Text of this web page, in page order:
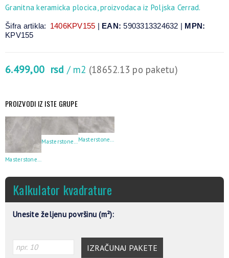
Granitna keramicka plocica, proizvodaca iz Poljska Cerrad.
Šifra artikla: 1406KPV155 | EAN: 5903313324632 | MPN:
KPV155
6.499,00 rsd / m2 (18652.13 po paketu)
PROIZVODI IZ ISTE GRUPE
Masterstone Silver Rett Lapp (Polir.) 597X597X8
Masterstone Silver Rett Lapp (Polir.) 2797X1197X6
Kalkulator kvadrature
Unesite željenu površinu (m²):
IZRAČUNAJ PAKETE